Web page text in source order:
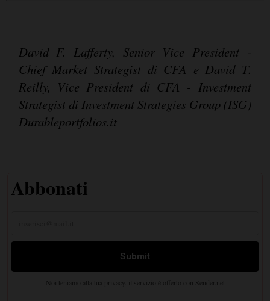
David F. Lafferty, Senior Vice President -
Chief Market Strategist di CFA e David T.
Reilly, Vice President di CFA - Investment
Strategist di Investment Strategies Group (ISG)
Durableportfolios.it